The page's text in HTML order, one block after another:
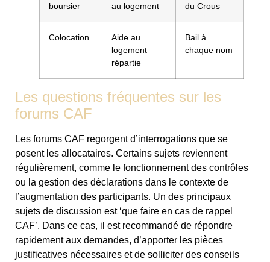
boursier
au logement
du Crous
Colocation
Aide au
logement
répartie
Bail à
chaque nom
Les questions fréquentes sur les
forums CAF
Les forums CAF regorgent d’interrogations que se
posent les allocataires. Certains sujets reviennent
régulièrement, comme le fonctionnement des contrôles
ou la gestion des déclarations dans le contexte de
l’augmentation des participants. Un des principaux
sujets de discussion est ‘que faire en cas de rappel
CAF’. Dans ce cas, il est recommandé de répondre
rapidement aux demandes, d’apporter les pièces
justificatives nécessaires et de solliciter des conseils